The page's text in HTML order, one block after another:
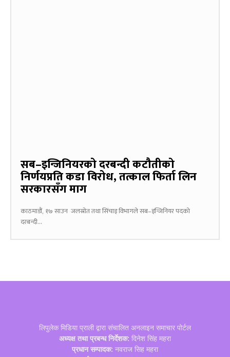
सब–इन्जिनियरको दरबन्दी कटौतीको
निर्णयप्रति कडा विरोध, तत्काल फिर्ता लिन
सरकारसँग माग
काठमाडौं, १७ साउन जलस्रोत तथा सिंचाइ विभागले सब–इन्जिनियर पदको
दरबन्दी...
लिपुलेक मिडिया प्राली द्वारा संचालित अनलाइन समाचार पोर्टल
अध्यक्ष तथा प्रबन्ध निर्देशक: दिनेश सिंह महरा
प्रधान सम्पादक: नवराज सिह महरा